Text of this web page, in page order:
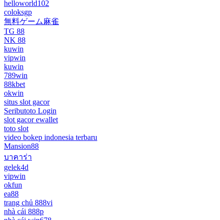
helloworld102
coloksgp
無料ゲーム麻雀
TG 88
NK 88
kuwin
vipwin
kuwin
789win
88kbet
okwin
situs slot gacor
Seributoto Login
slot gacor ewallet
toto slot
video bokep indonesia terbaru
Mansion88
บาคาร่า
gelek4d
vipwin
okfun
ea88
trang chủ 888vi
nhà cái 888p